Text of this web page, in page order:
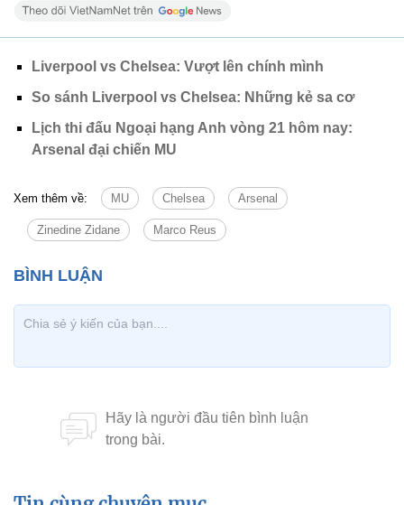
Liverpool vs Chelsea: Vượt lên chính mình
So sánh Liverpool vs Chelsea: Những kẻ sa cơ
Lịch thi đấu Ngoại hạng Anh vòng 21 hôm nay:
Arsenal đại chiến MU
Xem thêm về: MU Chelsea Arsenal
Zinedine Zidane Marco Reus